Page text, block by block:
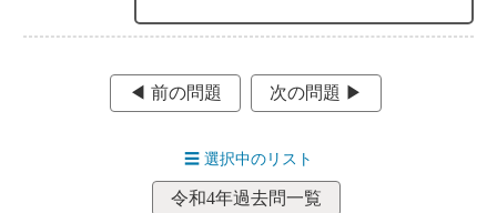
◀︎ 前の問題 次の問題 ▶︎
☰選択中のリスト
令和4年過去問一覧